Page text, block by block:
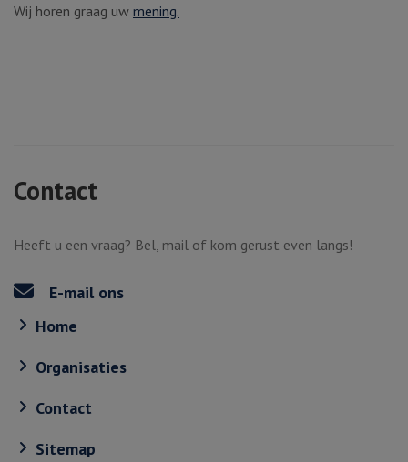
Wij horen graag uw mening.
Contact
Heeft u een vraag? Bel, mail of kom gerust even langs!
E-mail ons
Home
Organisaties
Contact
Sitemap